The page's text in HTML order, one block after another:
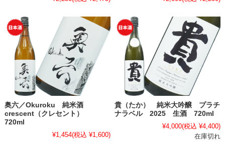
奥六／Okuroku 純米酒
crescent（クレセント）
720ml
¥1,454(税込 ¥1,600)
貴（たか） 純米大吟醸 プラチ
ナラベル 2025 生酒 720ml
¥4,000(税込 ¥4,400)
在庫切れ